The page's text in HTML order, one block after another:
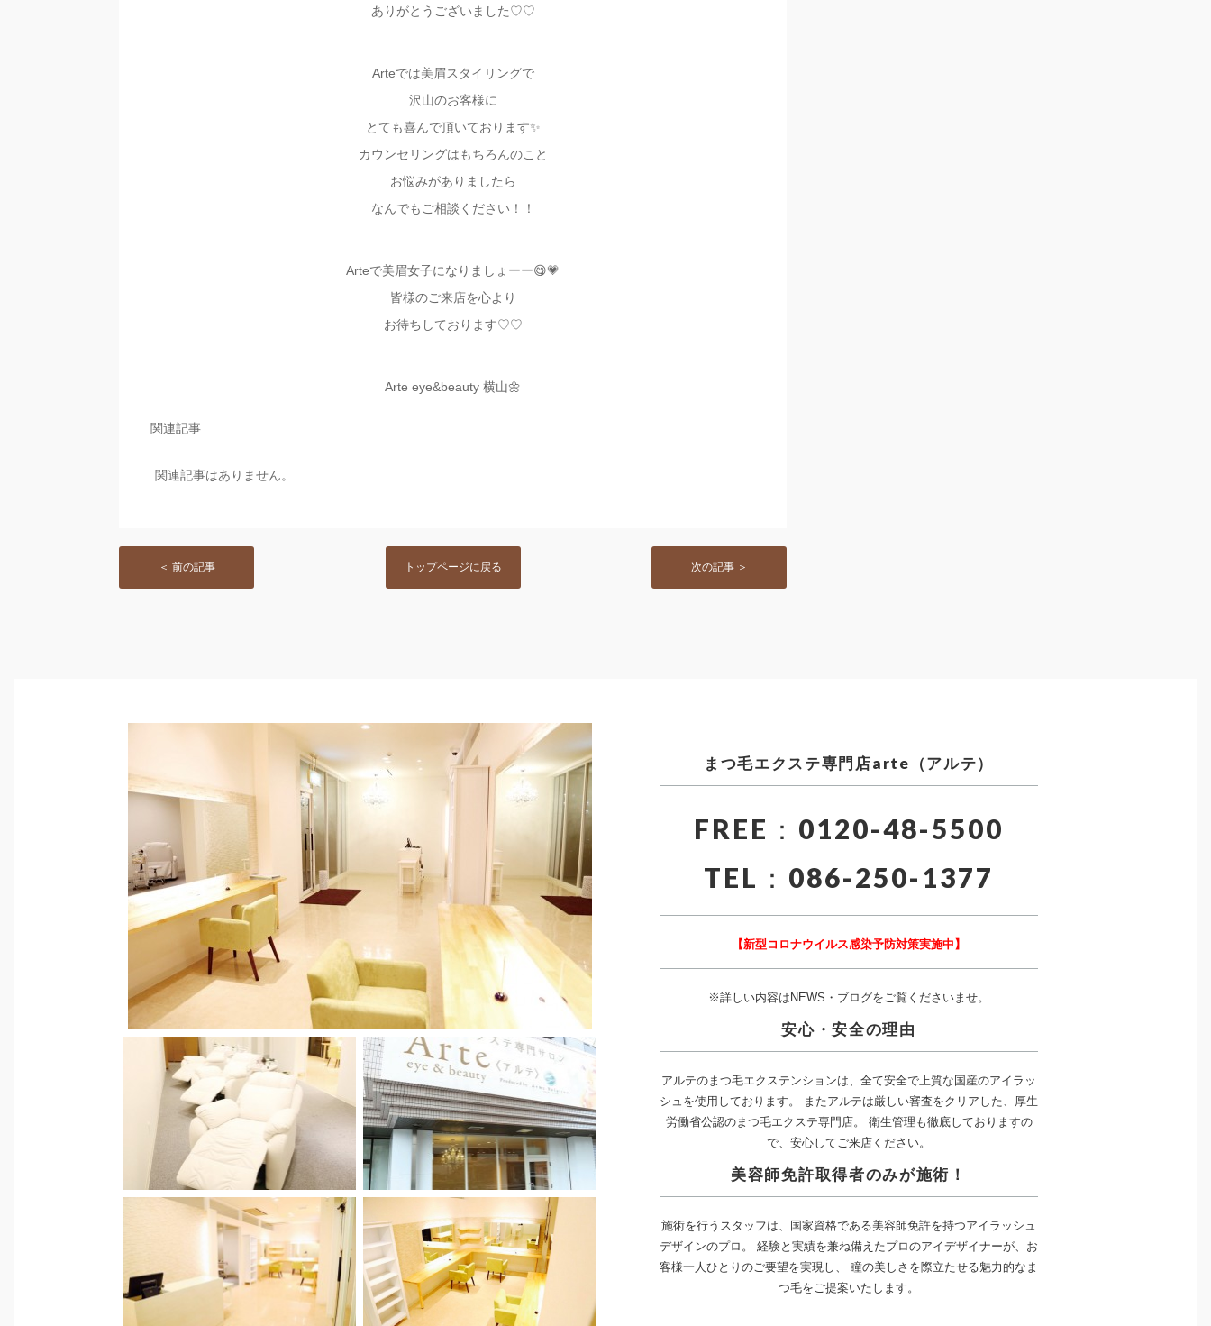
ありがとうございました♡♡
Arteでは美眉スタイリングで
沢山のお客様に
とても喜んで頂いております✨
カウンセリングはもちろんのこと
お悩みがありましたら
なんでもご相談ください！！
Arteで美眉女子になりましょーー😋💗
皆様のご来店を心より
お待ちしております♡♡
Arte eye&beauty 横山🌼
関連記事
関連記事はありません。
＜ 前の記事 トップページに戻る 次の記事 ＞
まつ毛エクステ専門店arte（アルテ）
FREE：0120-48-5500
TEL：086-250-1377
【新型コロナウイルス感染予防対策実施中】
※詳しい内容はNEWS・ブログをご覧くださいませ。
安心・安全の理由
アルテのまつ毛エクステンションは、全て安全で上質な国産のアイラッ
シュを使用しております。 またアルテは厳しい審査をクリアした、厚生
労働省公認のまつ毛エクステ専門店。 衛生管理も徹底しておりますの
で、安心してご来店ください。
美容師免許取得者のみが施術！
施術を行うスタッフは、国家資格である美容師免許を持つアイラッシュ
デザインのプロ。 経験と実績を兼ね備えたプロのアイデザイナーが、お
客様一人ひとりのご要望を実現し、 瞳の美しさを際立たせる魅力的なま
つ毛をご提案いたします。